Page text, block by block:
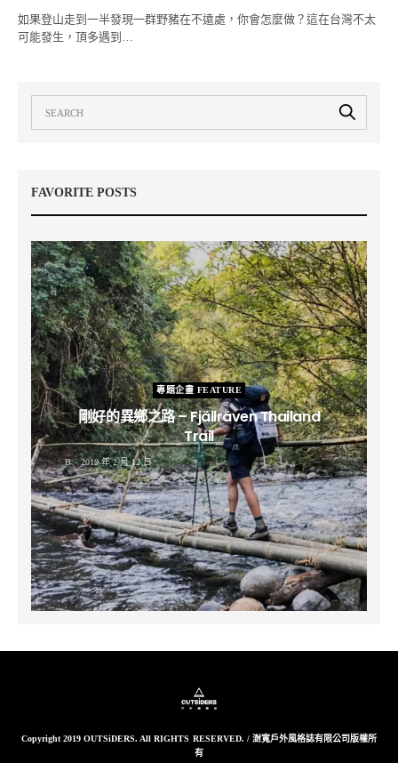
如果登山走到一半發現一群野豬在不遠處，你會怎麼做？這在台灣不太
可能發生，頂多遇到…
FAVORITE POSTS
專題企畫 FEATURE
剛好的異鄉之路 – Fjällräven Thailand
Trail
B 2019 年 2 月 12 日
Copyright 2019 OUTSiDERS. All RIGHTS RESERVED. / 澍寬戶外風格誌有限公司版權所
有